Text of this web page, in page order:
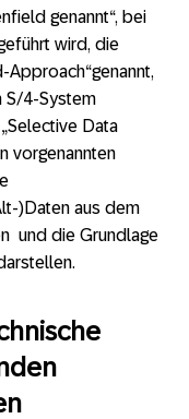
genannt“, bei
wird, die
S/4-System
Data
vorgenannten
)Daten aus dem
und die Grundlage